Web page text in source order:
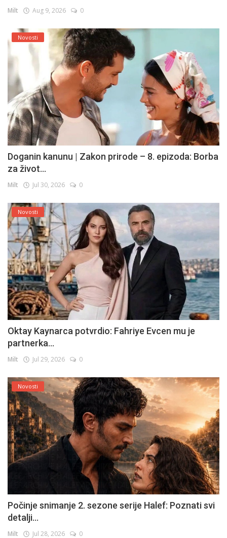
Milt Aug 9, 2026 0
Novosti
Doganin kanunu | Zakon prirode – 8. epizoda: Borba
za život...
Milt Jul 30, 2026 0
Novosti
Oktay Kaynarca potvrdio: Fahriye Evcen mu je
partnerka...
Milt Jul 29, 2026 0
Novosti
Počinje snimanje 2. sezone serije Halef: Poznati svi
detalji...
Milt Jul 28, 2026 0